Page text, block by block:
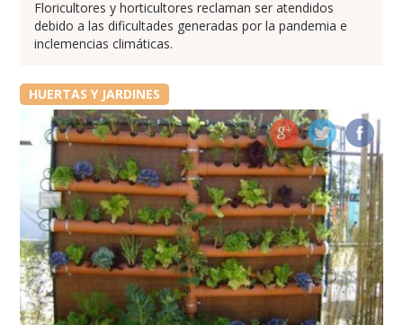
Floricultores y horticultores reclaman ser atendidos
debido a las dificultades generadas por la pandemia e
inclemencias climáticas.
HUERTAS Y JARDINES